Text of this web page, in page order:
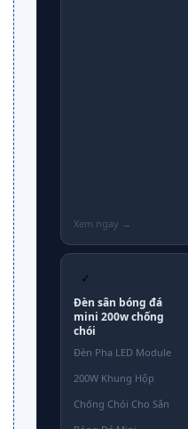
✓
Đèn sân bóng đá
mini 200w chống
chói
Đèn Pha LED Module
200W Khung Hộp
Chống Chói Cho Sân